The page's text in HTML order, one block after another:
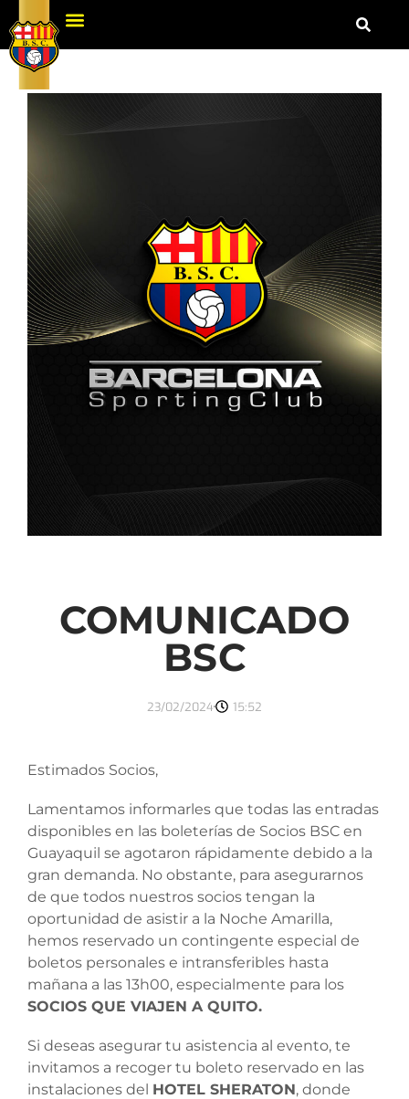
COMUNICADO
BSC
23/02/2024 15:52
Estimados Socios,
Lamentamos informarles que todas las entradas
disponibles en las boleterías de Socios BSC en
Guayaquil se agotaron rápidamente debido a la
gran demanda. No obstante, para asegurarnos
de que todos nuestros socios tengan la
oportunidad de asistir a la Noche Amarilla,
hemos reservado un contingente especial de
boletos personales e intransferibles hasta
mañana a las 13h00, especialmente para los
SOCIOS QUE VIAJEN A QUITO.
Si deseas asegurar tu asistencia al evento, te
invitamos a recoger tu boleto reservado en las
instalaciones del HOTEL SHERATON, donde